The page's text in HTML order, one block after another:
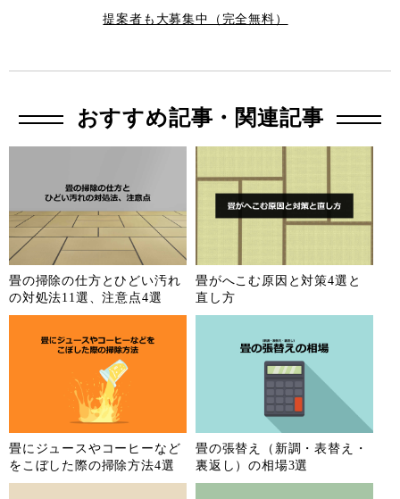
提案者も大募集中（完全無料）
おすすめ記事・関連記事
畳の掃除の仕方とひどい汚れ
の対処法11選、注意点4選
畳がへこむ原因と対策4選と
直し方
畳にジュースやコーヒーなど
をこぼした際の掃除方法4選
畳の張替え（新調・表替え・
裏返し）の相場3選